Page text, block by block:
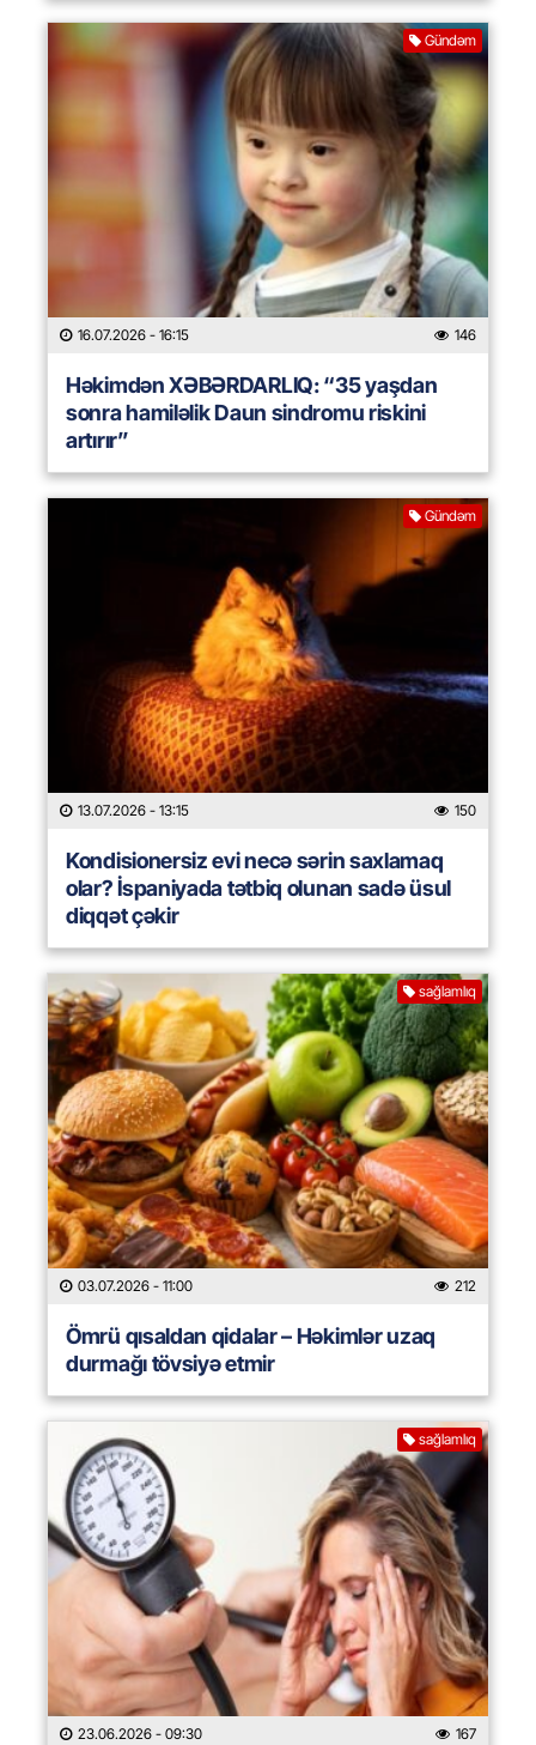
Gündəm
16.07.2026 - 16:15 146
Həkimdən XƏBƏRDARLIQ: “35 yaşdan
sonra hamiləlik Daun sindromu riskini
artırır”
Gündəm
13.07.2026 - 13:15 150
Kondisionersiz evi necə sərin saxlamaq
olar? İspaniyada tətbiq olunan sadə üsul
diqqət çəkir
sağlamlıq
03.07.2026 - 11:00 212
Ömrü qısaldan qidalar – Həkimlər uzaq
durmağı tövsiyə etmir
sağlamlıq
23.06.2026 - 09:30 167